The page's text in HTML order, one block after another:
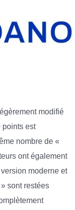
modifié
points est
nombre de «
ont également
moderne et
sont restées